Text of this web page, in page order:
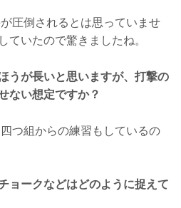
圧倒されるとは思っていませ
ていたので驚きましたね。
うが長いと思いますが、打撃の
ない想定ですか？
つ組からの練習もしているの
ョークなどはどのように捉えて